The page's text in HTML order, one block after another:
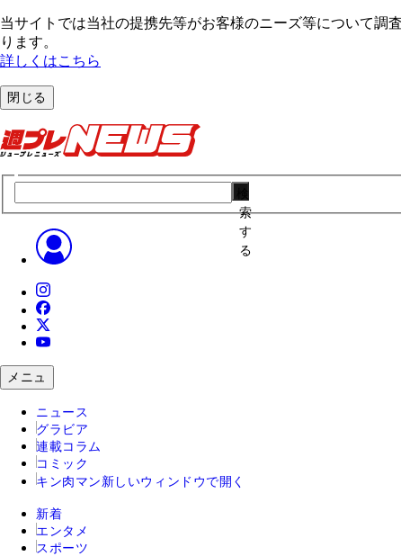
当サイトでは当社の提携先等がお客様のニーズ等について調
ります。
詳しくはこちら
閉じる
索
す
る
メニュ
ニュース
グラビア
連載コラム
コミック
キン肉マン 新しいウィンドウで開く
新着
エンタメ
スポーツ